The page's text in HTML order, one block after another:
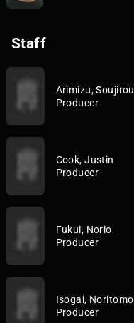
Staff
Arimizu, Soujirou
Producer
Cook, Justin
Producer
Fukui, Norio
Producer
Isogai, Noritomo
Producer